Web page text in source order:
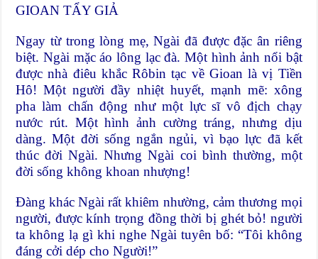
GIOAN TẨY GIẢ
Ngay từ trong lòng mẹ, Ngài đã được đặc ân riêng
biệt. Ngài mặc áo lông lạc đà. Một hình ảnh nổi bật
được nhà điêu khắc Rôbin tạc về Gioan là vị Tiền
Hô! Một người đầy nhiệt huyết, mạnh mẽ: xông
pha làm chấn động như một lực sĩ vô địch chạy
nước rút. Một hình ảnh cường tráng, nhưng dịu
dàng. Một đời sống ngắn ngủi, vì bạo lực đã kết
thúc đời Ngài. Nhưng Ngài coi bình thường, một
đời sống không khoan nhượng!
Đàng khác Ngài rất khiêm nhường, cảm thương mọi
người, được kính trọng đồng thời bị ghét bỏ! người
ta không lạ gì khi nghe Ngài tuyên bố: “Tôi không
đáng cởi dép cho Người!”